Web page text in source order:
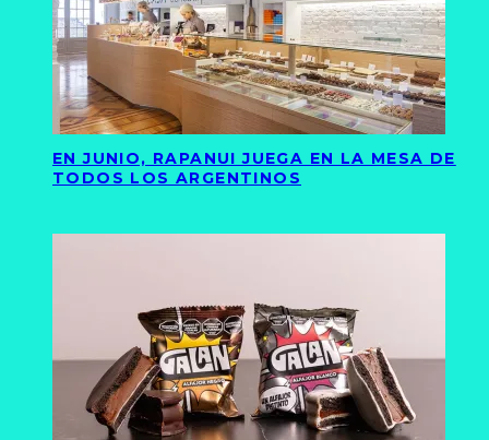
EN JUNIO, RAPANUI JUEGA EN LA MESA DE
TODOS LOS ARGENTINOS